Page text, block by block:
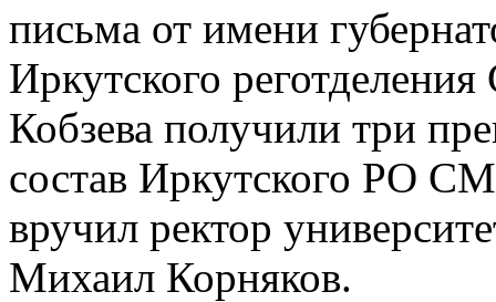
письма от имени
Иркутского
Кобзева получили три
состав Иркутского РО
вручил ректор
Михаил Корняков.